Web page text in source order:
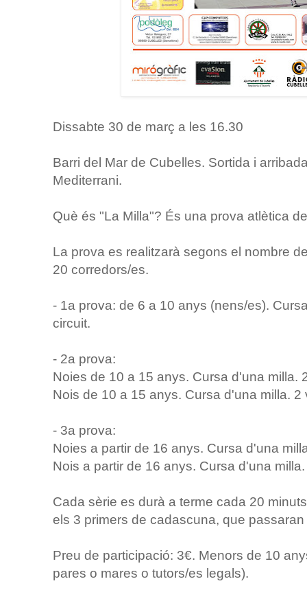
Dissabte 30 de març a les 16.30
Barri del Mar de Cubelles. Sortida i
Mediterrani.
Què és "La Milla"? És una prova atlètica
La prova es realitzarà segons el nombre
20 corredors/es.
- 1a prova: de 6 a 10 anys (nens/es).
circuit.
- 2a prova:
Noies de 10 a 15 anys. Cursa d'una milla.
Nois de 10 a 15 anys. Cursa d'una milla. 2
- 3a prova:
Noies a partir de 16 anys. Cursa d'una
Nois a partir de 16 anys. Cursa d'una
Cada sèrie es durà a terme cada 20
els 3 primers de cadascuna, que
Preu de participació: 3€. Menors de 10
pares o mares o tutors/es legals).